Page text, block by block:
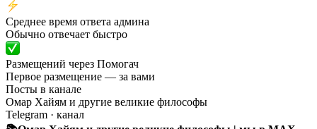
Среднее время ответа админа
Обычно отвечает быстро
Размещений через Помогач
Первое размещение — за вами
Посты в канале
Омар Хайям и другие великие философы
Telegram · канал